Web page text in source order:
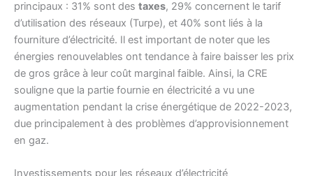
principaux : 31% sont des taxes, 29% concernent le tarif
d’utilisation des réseaux (Turpe), et 40% sont liés à la
fourniture d’électricité. Il est important de noter que les
énergies renouvelables ont tendance à faire baisser les prix
de gros grâce à leur coût marginal faible. Ainsi, la CRE
souligne que la partie fournie en électricité a vu une
augmentation pendant la crise énergétique de 2022-2023,
due principalement à des problèmes d’approvisionnement
en gaz.